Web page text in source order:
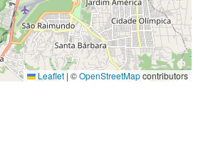
Leaflet | ©OpenStreetMapcontributors